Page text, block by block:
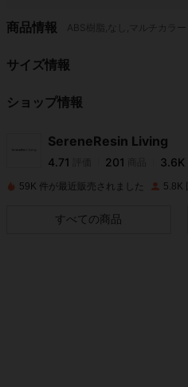
商品情報 ABS樹脂,なし,マルチカラー
サイズ情報
ショップ情報
SereneResin Living
4.71
4.71 201 3.6K
は1日前 に購入し
59K 件が最近販売されました 5.8K
すべての商品